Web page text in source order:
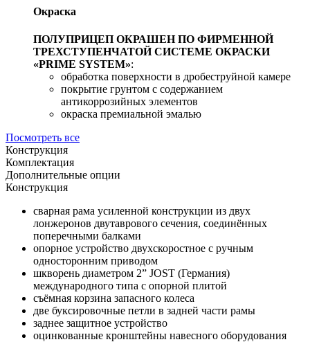
Окраска
ПОЛУПРИЦЕП ОКРАШЕН ПО ФИРМЕННОЙ
ТРЕХСТУПЕНЧАТОЙ СИСТЕМЕ ОКРАСКИ
«PRIME SYSTEM»:
обработка поверхности в дробеструйной камере
покрытие грунтом с содержанием
антикоррозийных элементов
окраска премиальной эмалью
Посмотреть все
Конструкция
Комплектация
Дополнительные опции
Конструкция
сварная рама усиленной конструкции из двух
лонжеронов двутаврового сечения, соединённых
поперечными балками
опорное устройство двухскоростное с ручным
односторонним приводом
шкворень диаметром 2” JOST (Германия)
международного типа с опорной плитой
съёмная корзина запасного колеса
две буксировочные петли в задней части рамы
заднее защитное устройство
оцинкованные кронштейны навесного оборудования